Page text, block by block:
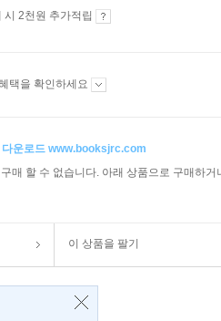
시 2천원 추가적립
택을 확인하세요
다운로드 www.booksjrc.com
매 할 수 없습니다. 아래 상품으로 구매하거
이 상품을 팔기